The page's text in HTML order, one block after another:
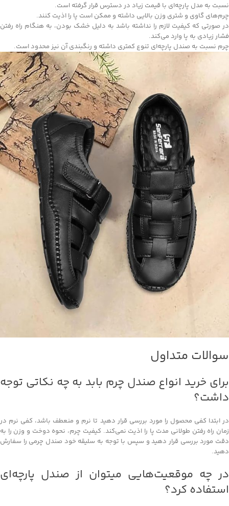
نسبت به مدل پارچه‌ای با قیمت زیاد در دسترس قرار گرفته است.
چرم‌های گاوی و شتری وزن بالایی داشته و ممکن است پا را اذیت کنند.
در صورتی که کیفیت لازم را نداشته باشد به دلیل خشک بودن، به هنگام راه رفتن
فشار زیادی به پا وارد می‌کند.
چرم نسبت به صندل پارچه‌ای تنوع کمتری داشته و رنگبندی آن نیز محدود است.
سوالات متداول
برای خرید انواع صندل چرم بابد به چه نکاتی توجه
داشت؟
در ابتدا کفی محصول را مورد بررسی قرار دهید تا نرم و منعطف باشد، کفی نرم در
زمان راه رفتن طولانی مدت پا را اذیت نمی‌کند. کیفیت چرم، نحوه دوخت و وزن را به
دقت مورد بررسی قرار دهید و سپس با توجه به سلیقه خود صندل چرمی را سفارش
دهید.
در چه موقعیت‌هایی میتوان از صندل پارچه‌ای
استفاده کرد؟